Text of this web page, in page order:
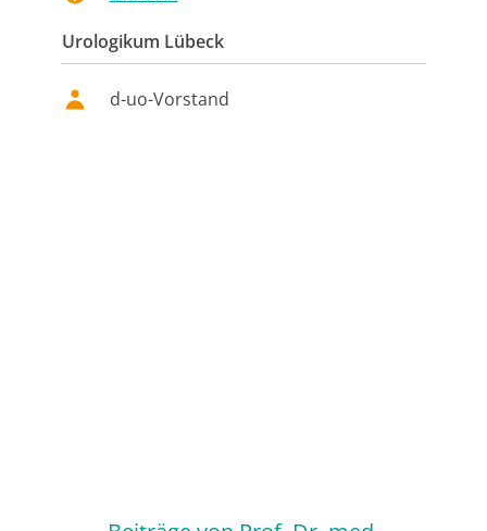
Urologikum Lübeck
d-uo-Vorstand